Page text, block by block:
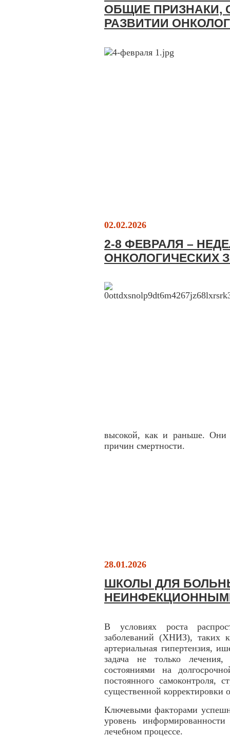
ОБЩИЕ ПРИЗНАКИ,
РАЗВИТИИ
02.02.2026
2-8 ФЕВРАЛЯ –
ОНКОЛОГИЧЕСКИХ
высокой, как и раньше. Они
причин смертности.
28.01.2026
ШКОЛЫ ДЛЯ
В условиях роста
заболеваний (ХНИЗ), таких
артериальная гипертензия,
задача не только
состояниями на
постоянного самоконтроля,
существенной корректировки
Ключевыми факторами
уровень
лечебном процессе.